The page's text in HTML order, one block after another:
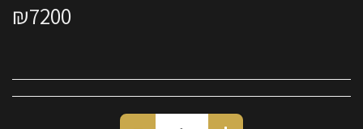
₪7200